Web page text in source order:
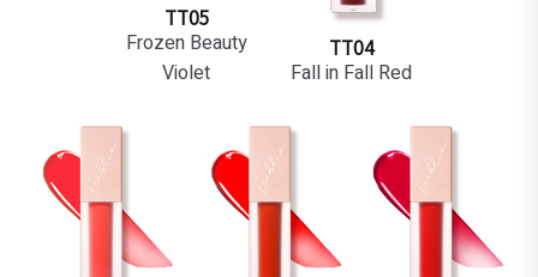
TT04
Fall in Fall Red
TT05
Frozen Beauty
Violet